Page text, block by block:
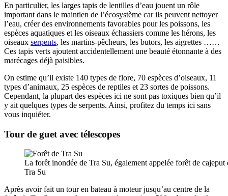
En particulier, les larges tapis de lentilles d’eau jouent un rôle
important dans le maintien de l’écosystème car ils peuvent nettoyer
l’eau, créer des environnements favorables pour les poissons, les
espèces aquatiques et les oiseaux échassiers comme les hérons, les
oiseaux serpents, les martins-pêcheurs, les butors, les aigrettes ……
Ces tapis verts ajoutent accidentellement une beauté étonnante à des
marécages déjà paisibles.
On estime qu’il existe 140 types de flore, 70 espèces d’oiseaux, 11
types d’animaux, 25 espèces de reptiles et 23 sortes de poissons.
Cependant, la plupart des espèces ici ne sont pas toxiques bien qu’il
y ait quelques types de serpents. Ainsi, profitez du temps ici sans
vous inquiéter.
Tour de guet avec télescopes
La forêt inondée de Tra Su, également appelée forêt de
Tra Su
Après avoir fait un tour en bateau à moteur jusqu’au centre de la